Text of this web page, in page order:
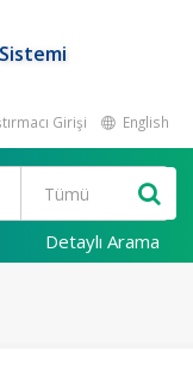
Girişi English
Detaylı Arama